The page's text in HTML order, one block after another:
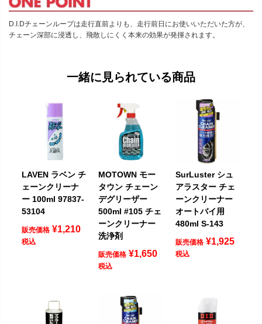
D.I.Dチェーンループは走行直前よりも、走行前日にお使いいただいた方が、
チェーン深部に浸透し、飛散しにくく本来の効果が発揮されます。
一緒に見られている商品
LAVEN ラベン チ
ェーンクリーナ
ー 100ml 97837-
53104
販売価格 ¥1,210
税込
MOTOWN モー
タウン チェーン
デグリーザー
500ml #105 チェ
ーンクリーナー
洗浄剤
販売価格 ¥1,650
税込
SurLuster シュ
アラスター チェ
ーンクリーナー
オートバイ用
480ml S-143
販売価格 ¥1,925
税込